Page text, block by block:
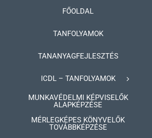
FŐOLDAL
TANFOLYAMOK
TANANYAGFEJLESZTÉS
ICDL – TANFOLYAMOK
MUNKAVÉDELMI KÉPVISELŐK
ALAPKÉPZÉSE
MÉRLEGKÉPES KÖNYVELŐK
TOVÁBBKÉPZÉSE